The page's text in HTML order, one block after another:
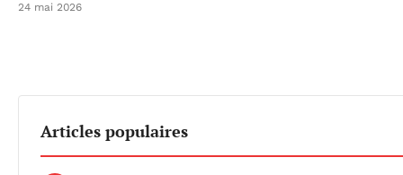
24 mai 2026
Articles populaires